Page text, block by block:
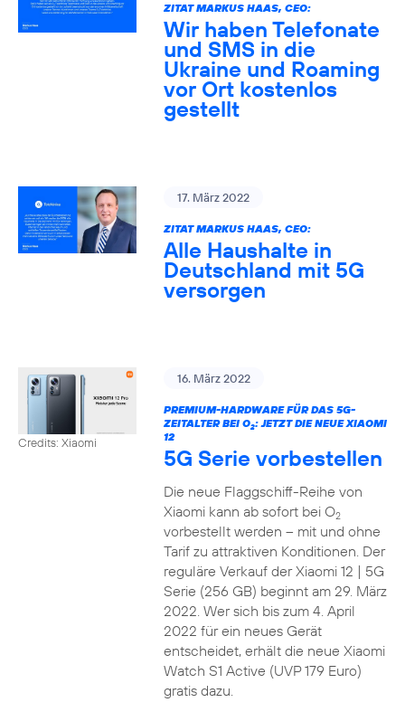
ZITAT MARKUS HAAS, CEO:
Wir haben Telefonate
und SMS in die
Ukraine und Roaming
vor Ort kostenlos
gestellt
17. März 2022
ZITAT MARKUS HAAS, CEO:
Alle Haushalte in
Deutschland mit 5G
versorgen
Credits: Xiaomi
16. März 2022
PREMIUM-HARDWARE FÜR DAS 5G-
ZEITALTER BEI O2: JETZT DIE NEUE XIAOMI
12
5G Serie vorbestellen
Die neue Flaggschiff-Reihe von
Xiaomi kann ab sofort bei O2
vorbestellt werden – mit und ohne
Tarif zu attraktiven Konditionen. Der
reguläre Verkauf der Xiaomi 12 | 5G
Serie (256 GB) beginnt am 29. März
2022. Wer sich bis zum 4. April
2022 für ein neues Gerät
entscheidet, erhält die neue Xiaomi
Watch S1 Active (UVP 179 Euro)
gratis dazu.